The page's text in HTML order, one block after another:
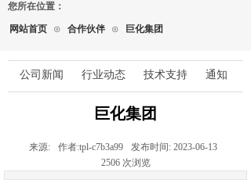
网站首页 ⊙ 合作伙伴 ⊙ 巨化集团
您所在位置：
公司新闻 行业动态 技术支持 通知
巨化集团
来源: 作者:tpl-c7b3a99 发布时间: 2023-06-13
2506 次浏览